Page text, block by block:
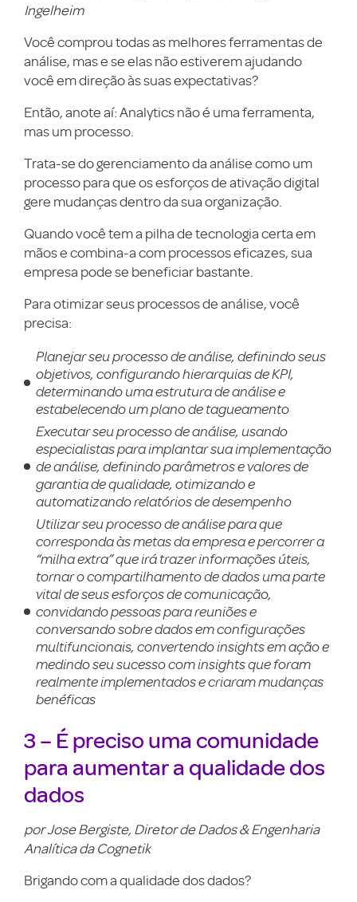
Ingelheim
Você comprou todas as melhores ferramentas de
análise, mas e se elas não estiverem ajudando
você em direção às suas expectativas?
Então, anote aí: Analytics não é uma ferramenta,
mas um processo.
Trata-se do gerenciamento da análise como um
processo para que os esforços de ativação digital
gere mudanças dentro da sua organização.
Quando você tem a pilha de tecnologia certa em
mãos e combina-a com processos eficazes, sua
empresa pode se beneficiar bastante.
Para otimizar seus processos de análise, você
precisa:
Planejar seu processo de análise, definindo seus
objetivos, configurando hierarquias de KPI,
determinando uma estrutura de análise e
estabelecendo um plano de tagueamento
Executar seu processo de análise, usando
especialistas para implantar sua implementação
de análise, definindo parâmetros e valores de
garantia de qualidade, otimizando e
automatizando relatórios de desempenho
Utilizar seu processo de análise para que
corresponda às metas da empresa e percorrer a
“milha extra” que irá trazer informações úteis,
tornar o compartilhamento de dados uma parte
vital de seus esforços de comunicação,
convidando pessoas para reuniões e
conversando sobre dados em configurações
multifuncionais, convertendo insights em ação e
medindo seu sucesso com insights que foram
realmente implementados e criaram mudanças
benéficas
3 – É preciso uma comunidade
para aumentar a qualidade dos
dados
por Jose Bergiste, Diretor de Dados & Engenharia
Analítica da Cognetik
Brigando com a qualidade dos dados?